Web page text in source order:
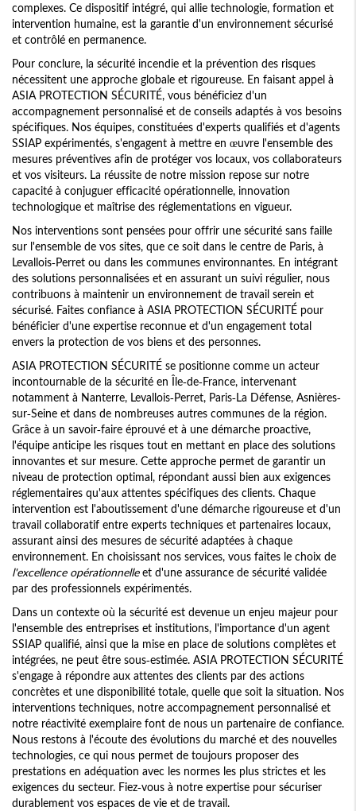
complexes. Ce dispositif intégré, qui allie technologie, formation et
intervention humaine, est la garantie d'un environnement sécurisé
et contrôlé en permanence.
Pour conclure, la sécurité incendie et la prévention des risques
nécessitent une approche globale et rigoureuse. En faisant appel à
ASIA PROTECTION SÉCURITÉ, vous bénéficiez d'un
accompagnement personnalisé et de conseils adaptés à vos besoins
spécifiques. Nos équipes, constituées d'experts qualifiés et d'agents
SSIAP expérimentés, s'engagent à mettre en œuvre l'ensemble des
mesures préventives afin de protéger vos locaux, vos collaborateurs
et vos visiteurs. La réussite de notre mission repose sur notre
capacité à conjuguer efficacité opérationnelle, innovation
technologique et maîtrise des réglementations en vigueur.
Nos interventions sont pensées pour offrir une sécurité sans faille
sur l'ensemble de vos sites, que ce soit dans le centre de Paris, à
Levallois-Perret ou dans les communes environnantes. En intégrant
des solutions personnalisées et en assurant un suivi régulier, nous
contribuons à maintenir un environnement de travail serein et
sécurisé. Faites confiance à ASIA PROTECTION SÉCURITÉ pour
bénéficier d'une expertise reconnue et d'un engagement total
envers la protection de vos biens et des personnes.
ASIA PROTECTION SÉCURITÉ se positionne comme un acteur
incontournable de la sécurité en Île-de-France, intervenant
notamment à Nanterre, Levallois-Perret, Paris-La Défense, Asnières-
sur-Seine et dans de nombreuses autres communes de la région.
Grâce à un savoir-faire éprouvé et à une démarche proactive,
l'équipe anticipe les risques tout en mettant en place des solutions
innovantes et sur mesure. Cette approche permet de garantir un
niveau de protection optimal, répondant aussi bien aux exigences
réglementaires qu'aux attentes spécifiques des clients. Chaque
intervention est l'aboutissement d'une démarche rigoureuse et d'un
travail collaboratif entre experts techniques et partenaires locaux,
assurant ainsi des mesures de sécurité adaptées à chaque
environnement. En choisissant nos services, vous faites le choix de
l'excellence opérationnelleet d'une assurance de sécurité validée
par des professionnels expérimentés.
Dans un contexte où la sécurité est devenue un enjeu majeur pour
l'ensemble des entreprises et institutions, l'importance d'un agent
SSIAP qualifié, ainsi que la mise en place de solutions complètes et
intégrées, ne peut être sous-estimée. ASIA PROTECTION SÉCURITÉ
s'engage à répondre aux attentes des clients par des actions
concrètes et une disponibilité totale, quelle que soit la situation. Nos
interventions techniques, notre accompagnement personnalisé et
notre réactivité exemplaire font de nous un partenaire de confiance.
Nous restons à l'écoute des évolutions du marché et des nouvelles
technologies, ce qui nous permet de toujours proposer des
prestations en adéquation avec les normes les plus strictes et les
exigences du secteur. Fiez-vous à notre expertise pour sécuriser
durablement vos espaces de vie et de travail.